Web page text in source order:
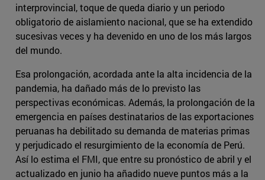
interprovincial, toque de queda diario y un periodo
obligatorio de aislamiento nacional, que se ha extendido
sucesivas veces y ha devenido en uno de los más largos
del mundo.
Esa prolongación, acordada ante la alta incidencia de la
pandemia, ha dañado más de lo previsto las
perspectivas económicas. Además, la prolongación de la
emergencia en países destinatarios de las exportaciones
peruanas ha debilitado su demanda de materias primas
y perjudicado el resurgimiento de la economía de Perú.
Así lo estima el FMI, que entre su pronóstico de abril y el
actualizado en junio ha añadido nueve puntos más a la